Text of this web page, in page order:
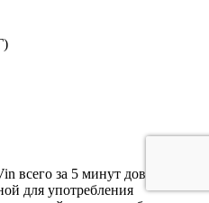
всего за 5 минут доведет
для употребления